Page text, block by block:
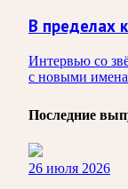
В пределах
Интервью со
с новыми
Последние
26 июля 2026